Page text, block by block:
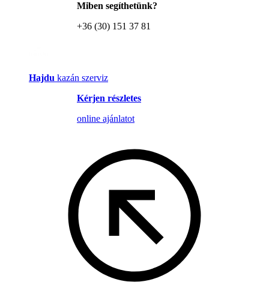
Miben segíthetünk?
+36 (30) 151 37 81
Hajdu kazán szerviz
Kérjen részletes
online ajánlatot